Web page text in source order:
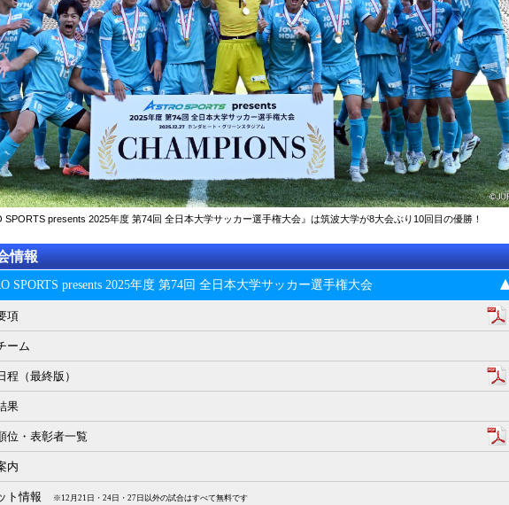
SPORTS presents 2025年度 第74回 全⽇本⼤学サッカー選⼿権⼤会』は筑波大学が8大会ぶり10回目の優勝！
情報
SPORTS presents 2025年度 第74回 全⽇本⼤学サッカー選⼿権⼤会
項
ーム
程（最終版）
果
位・表彰者一覧
内
ト情報 ※12月21日・24日・27日以外の試合はすべて無料です